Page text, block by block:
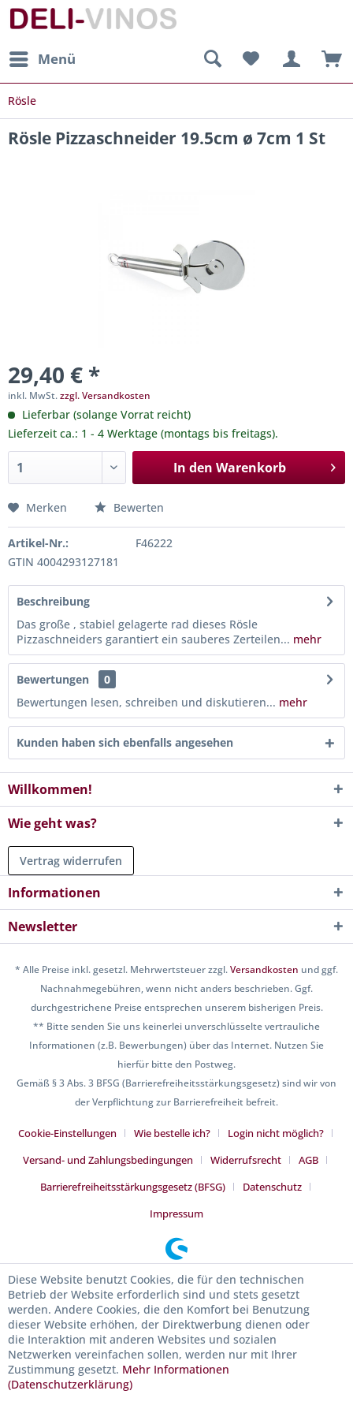
Menü
Rösle
Rösle Pizzaschneider 19.5cm ø 7cm 1 St
29,40 € *
inkl. MwSt.zzgl. Versandkosten
Lieferbar (solange Vorrat reicht)
Lieferzeit ca.: 1 - 4 Werktage (montags bis freitags).
In den Warenkorb
Merken Bewerten
Artikel-Nr.:
F46222
GTIN 4004293127181
Beschreibung
Das große , stabiel gelagerte rad dieses Rösle
Pizzaschneiders garantiert ein sauberes Zerteilen... mehr
Bewertungen
0
Bewertungen lesen, schreiben und diskutieren... mehr
Kunden haben sich ebenfalls angesehen
Willkommen!
Wie geht was?
Vertrag widerrufen
Informationen
Newsletter
* Alle Preise inkl. gesetzl. Mehrwertsteuer zzgl.Versandkosten und ggf.
Nachnahmegebühren, wenn nicht anders beschrieben. Ggf.
durchgestrichene Preise entsprechen unserem bisherigen Preis.
** Bitte senden Sie uns keinerlei unverschlüsselte vertrauliche
Informationen (z.B. Bewerbungen) über das Internet. Nutzen Sie
hierfür bitte den Postweg.
Gemäß § 3 Abs. 3 BFSG (Barrierefreiheitsstärkungsgesetz) sind wir von
der Verpflichtung zur Barrierefreiheit befreit.
Cookie-Einstellungen Wie bestelle ich?
Login nicht möglich?
Versand- und Zahlungsbedingungen
Widerrufsrecht
AGB
Barrierefreiheitsstärkungsgesetz (BFSG)
Datenschutz
Impressum
Diese Website benutzt Cookies, die für den technischen
Betrieb der Website erforderlich sind und stets gesetzt
werden. Andere Cookies, die den Komfort bei Benutzung
dieser Website erhöhen, der Direktwerbung dienen oder
die Interaktion mit anderen Websites und sozialen
Netzwerken vereinfachen sollen, werden nur mit Ihrer
Zustimmung gesetzt. Mehr Informationen
(Datenschutzerklärung)